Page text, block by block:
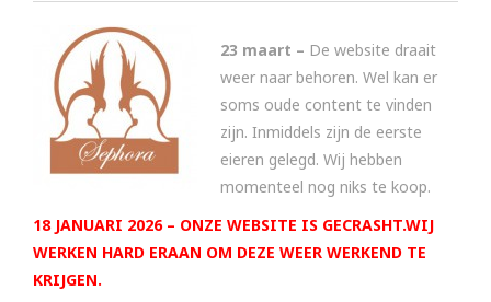
23 maart – De website draait
weer naar behoren. Wel kan er
soms oude content te vinden
zijn. Inmiddels zijn de eerste
eieren gelegd. Wij hebben
momenteel nog niks te koop.
18 JANUARI 2026 – ONZE WEBSITE IS GECRASHT.WIJ
WERKEN HARD ERAAN OM DEZE WEER WERKEND TE
KRIJGEN.